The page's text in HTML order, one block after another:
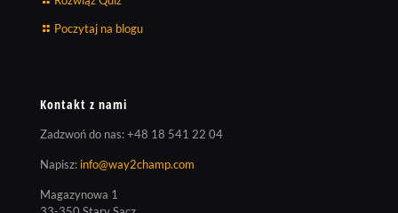
Poczytaj na blogu
Kontakt z nami
Zadzwoń do nas:+48 18 541 22 04
Napisz: info@way2champ.com
Magazynowa 1